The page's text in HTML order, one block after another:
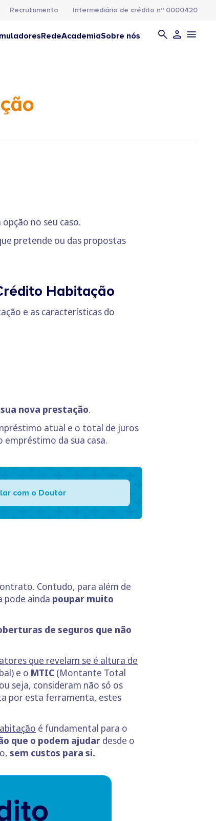
Recrutamento Intermediário de crédito nº 0000420
RedeAcademiaSobre nós
no seu caso.
pretende ou das propostas
Habitação
e as características do
nova prestação.
atual e o total de juros
da sua casa.
com o Doutor
Contudo, para além de
pode ainda poupar muito
de seguros que não
que revelam se é altura de
e o MTIC (Montante Total
seja, consideram não só os
por esta ferramenta, estes
é fundamental para o
que o podem ajudar desde o
sem custos para si.